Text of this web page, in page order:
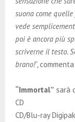
suona come
vede
poi è ancora più
scriverne il testo.
brano!“,
“Immortal” sarà
CD
CD/Blu-ray